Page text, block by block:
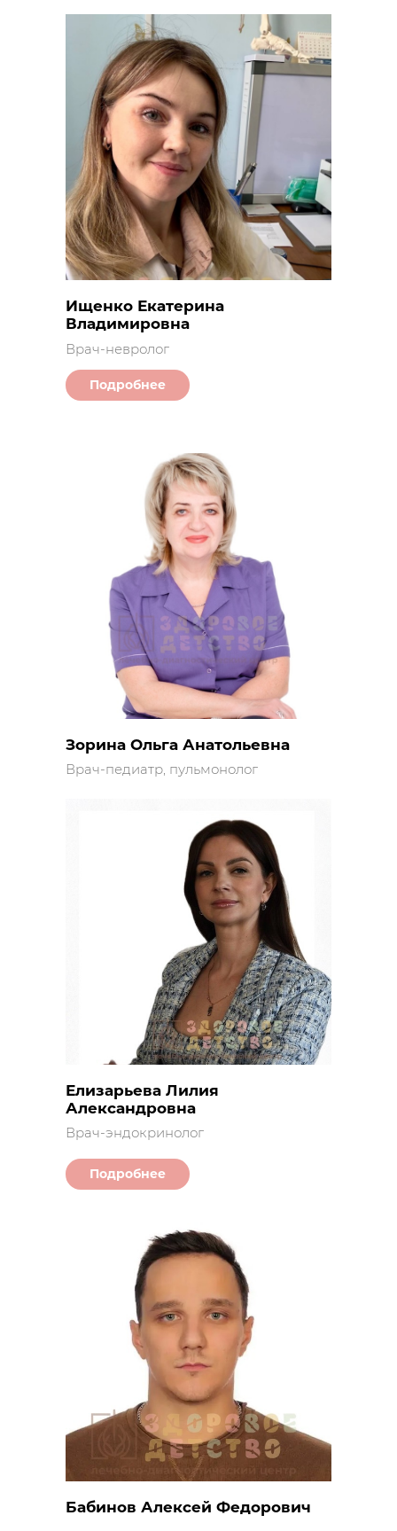
Врач-невролог
Ищенко Екатерина
Владимировна
Подробнее
Бабинов Алексей Федорович
Врач-эндокринолог
Елизарьева Лилия
Александровна
Подробнее
Врач-педиатр, пульмонолог
Зорина Ольга Анатольевна